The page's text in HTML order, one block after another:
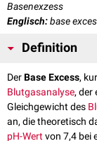
Basenexzess
Englisch:base
Definition
DerBase Excess,
Blutgasanalyse, der
Gleichgewicht des
an, die theoretisch
pH-Wertvon 7,4 bei